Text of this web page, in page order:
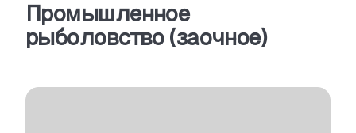
Промышленное
рыболовство (заочное)